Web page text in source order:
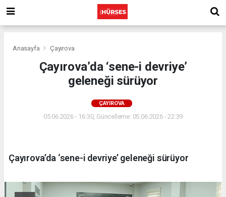
Anasayfa Çayırova
Çayırova’da ‘sene-i devriye’
geleneği sürüyor
ÇAYIROVA
05.06.2026 - 16:30, Güncelleme: 05.06.2026 - 22:39
Çayırova’da ‘sene-i devriye’ geleneği sürüyor